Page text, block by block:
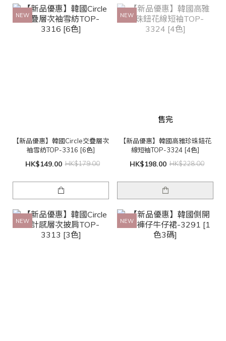
NEW
【新品優惠】韓國Circle交疊層次
袖雪紡TOP-3316 [6色]
HK$149.00 HK$179.00
NEW
售完
【新品優惠】韓國高雅珍珠鈕花
線短袖TOP-3324 [4色]
HK$198.00 HK$228.00
NEW NEW